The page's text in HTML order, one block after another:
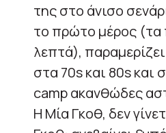
της στο άνισο
το πρώτο μέρος
λεπτά),
στα 70s και 80s και
camp ακανθώδες
Η Μία Γκοθ, δεν